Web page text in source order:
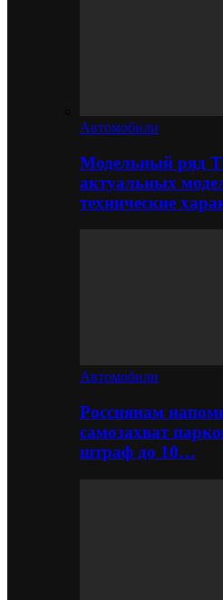
Автомобили
Модельный ряд
актуальных
технические
Автомобили
Россиянам
самозахват
штраф до 10…